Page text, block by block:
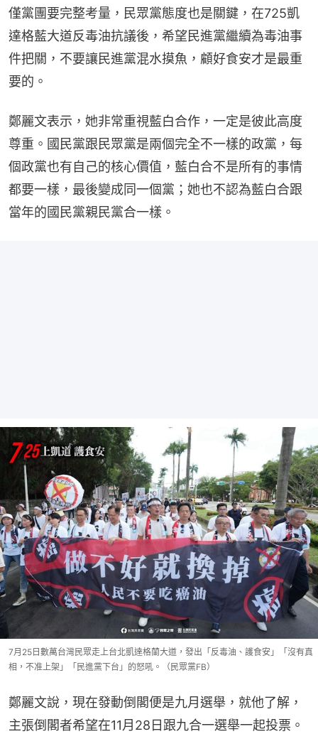
僅黨團要完整考量，民眾黨態度也是關鍵，在725凱
達格藍大道反毒油抗議後，希望民進黨繼續為毒油事
件把關，不要讓民進黨混水摸魚，顧好食安才是最重
要的。
鄭麗文表示，她非常重視藍白合作，一定是彼此高度
尊重。國民黨跟民眾黨是兩個完全不一樣的政黨，每
個政黨也有自己的核心價值，藍白合不是所有的事情
都要一樣，最後變成同一個黨；她也不認為藍白合跟
當年的國民黨親民黨合一樣。
7月25日數萬台灣民眾走上台北凱達格蘭大道，發出「反毒油、護食安」「沒有真
相，不准上架」「民進黨下台」的怒吼。（民眾黨FB）
鄭麗文說，現在發動倒閣便是九月選舉，就他了解，
主張倒閣者希望在11月28日跟九合一選舉一起投票。